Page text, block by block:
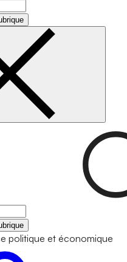
politique et économique